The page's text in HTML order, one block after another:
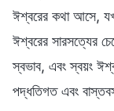
ঈশ্বরের কথা আসে,
ঈশ্বরের সারসত্যের
স্বভাব, এবং স্বয়ং
পদ্ধতিগত এবং